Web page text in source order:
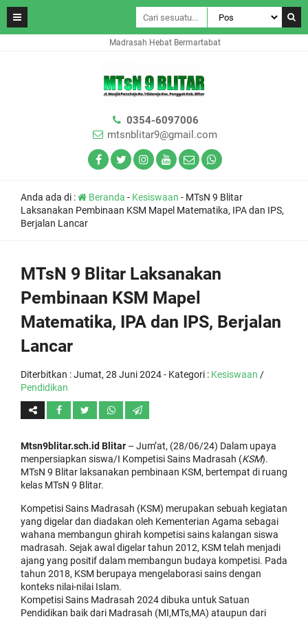
Madrasah Hebat Bermartabat
0354-6097006
mtsnblitar9@gmail.com
Anda ada di : Beranda - Kesiswaan - MTsN 9 Blitar
Laksanakan Pembinaan KSM Mapel Matematika, IPA dan IPS,
Berjalan Lancar
MTsN 9 Blitar Laksanakan
Pembinaan KSM Mapel
Matematika, IPA dan IPS, Berjalan
Lancar
Diterbitkan :Jumat, 28 Juni 2024- Kategori : Kesiswaan /
Pendidikan
Mtsn9blitar.sch.id Blitar – Jum’at, (28/06/24) Dalam upaya
menpersiapkan siswa/I Kompetisi Sains Madrasah (KSM).
MTsN 9 Blitar laksanakan pembinaan KSM, bertempat di ruang
kelas MTsN 9 Blitar.
Kompetisi Sains Madrasah (KSM) merupakan sebuah kegiatan
yang digelar dan diadakan oleh Kementerian Agama sebagai
wahana membangun ghirah kompetisi sains kalangan siswa
madrasah. Sejak awal digelar tahun 2012, KSM telah menjadi
ajang yang positif dalam membangun budaya kompetisi. Pada
tahun 2018, KSM berupaya mengelaborasi sains dengan
konteks nilai-nilai Islam.
Kompetisi Sains Madrasah 2024 dibuka untuk Satuan
Pendidikan baik dari Madrasah (MI,MTs,MA) ataupun dari